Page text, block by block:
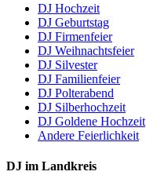
DJ Hochzeit
DJ Geburtstag
DJ Firmenfeier
DJ Weihnachtsfeier
DJ Silvester
DJ Familienfeier
DJ Polterabend
DJ Silberhochzeit
DJ Goldene Hochzeit
Andere Feierlichkeit
DJ im Landkreis